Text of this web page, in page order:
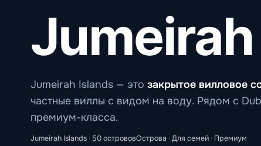
Jumeirah Islands — это закрытое вилловое
частные виллы с видом на воду. Рядом с
премиум-класса.
Jumeirah Islands · 50 острововОстрова · Для семей · Премиум